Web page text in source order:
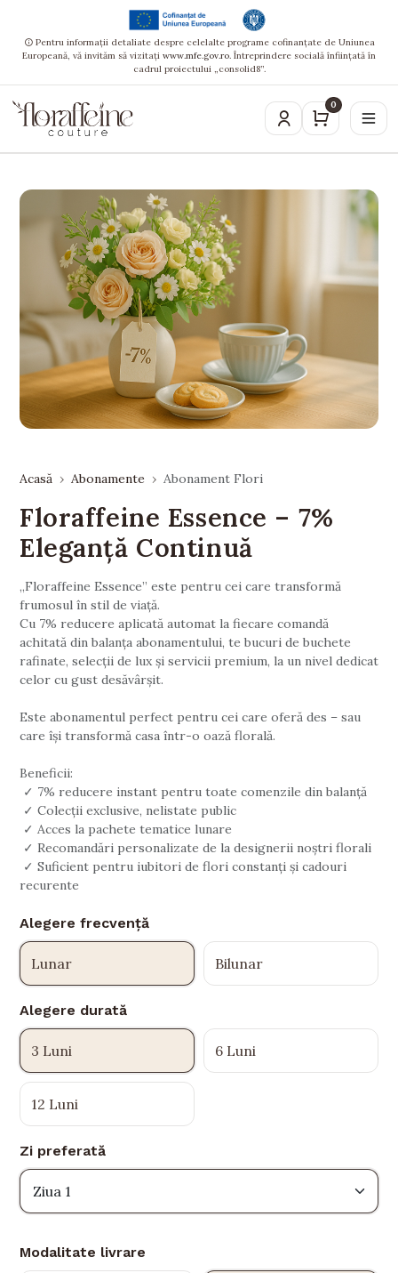
Pentru informații detaliate despre celelalte programe cofinanțate de Uniunea
Europeană, vă invităm să vizitați www.mfe.gov.ro. Întreprindere socială înființată în
cadrul proiectului „consolid8”.
0
Acasă Abonamente Abonament Flori
Floraffeine Essence – 7%
Eleganță Continuă
„Floraffeine Essence” este pentru cei care transformă
frumosul în stil de viață.
Cu 7% reducere aplicată automat la fiecare comandă
achitată din balanța abonamentului, te bucuri de buchete
rafinate, selecții de lux și servicii premium, la un nivel dedicat
celor cu gust desăvârșit.
Este abonamentul perfect pentru cei care oferă des – sau
care își transformă casa într-o oază florală.
Beneficii:
✓ 7% reducere instant pentru toate comenzile din balanță
✓ Colecții exclusive, nelistate public
✓ Acces la pachete tematice lunare
✓ Recomandări personalizate de la designerii noștri florali
✓ Suficient pentru iubitori de flori constanți și cadouri
recurente
Alegere frecvență
Lunar Bilunar
Alegere durată
3 Luni 6 Luni
12 Luni
Zi preferată
Modalitate livrare